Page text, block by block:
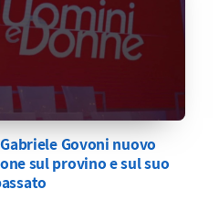
Govoni nuovo
sul provino e sul suo